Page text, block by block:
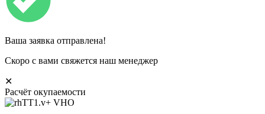
Ваша заявка отправлена!
Скоро с вами свяжется наш менеджер
✕
Расчёт окупаемости